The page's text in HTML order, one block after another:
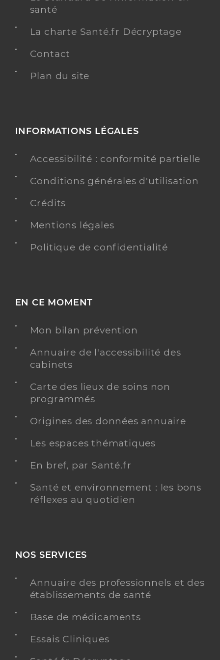
santé
La charte Santé.fr Décryptage
Contact
Plan du site
INFORMATIONS LÉGALES
Accessibilité : conformité partielle
Conditions générales d'utilisation
Crédits
Mentions légales
Politique de confidentialité
EN CE MOMENT
Mon bilan prévention
Annuaire de l'accessibilité des
cabinets
Carte des lieux de soins non
programmés
Origines des données annuaire
Les espaces thématiques
En bref, par Santé.fr
Santé et environnement : les bons
réflexes au quotidien
NOS SERVICES
Annuaire des professionnels et des
établissements de santé
Base de médicaments
Essais Cliniques